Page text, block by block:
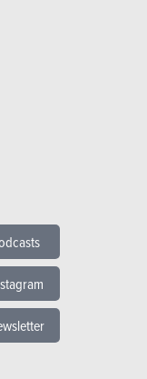
05/2022